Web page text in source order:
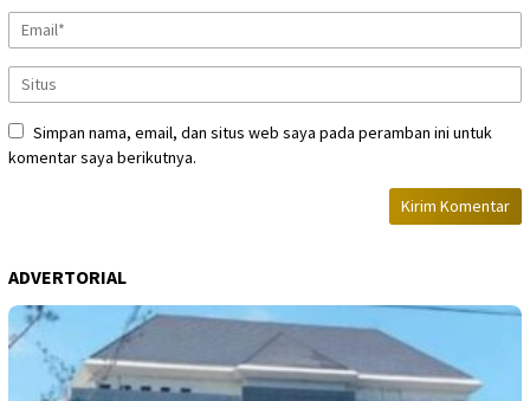
Simpan nama, email, dan situs web saya pada peramban ini untuk
komentar saya berikutnya.
ADVERTORIAL